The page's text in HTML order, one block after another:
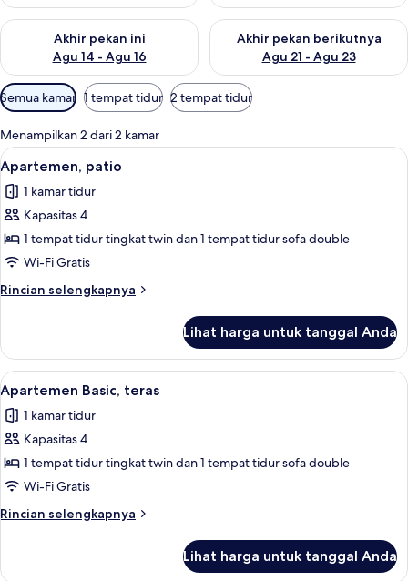
Akhir pekan ini
Agu 14 - Agu 16
Periksa ketersediaan untuk akhir pekan ini Agu 14 - Agu 16
Akhir pekan berikutnya
Agu 21 - Agu 23
Periksa ketersediaan untuk
Filter
tersedia
untuk
kamar
Semua kamar 1 tempat tidur 2 tempat tidur
Menampilkan 2 dari 2 kamar
Lihat
semua
foto
untuk
Apartemen,
patio
Smart TV 80-cm dengan saluran TV
8
Apartemen, patio
1 kamar tidur
Kapasitas 4
1 tempat tidur tingkat twin dan 1 tempat tidur sofa double
Wi-Fi Gratis
Rincian selengkapnya
Rincian
Apartemen,
patio
Lihat harga untuk tanggal Anda
Lihat
semua
foto
untuk
Apartemen
Basic,
teras
Apartemen Basic, teras |
10
Apartemen Basic, teras
1 kamar tidur
Kapasitas 4
1 tempat tidur tingkat twin dan 1 tempat tidur sofa double
Wi-Fi Gratis
Rincian selengkapnya
Rincian
Lihat harga untuk tanggal Anda